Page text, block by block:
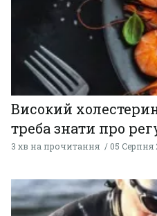
Високий
треба знати про
3 хв на прочитання 05 Серпня